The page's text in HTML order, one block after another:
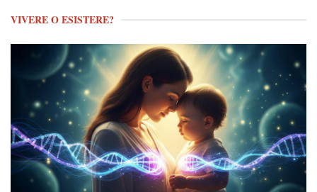
VIVERE O ESISTERE?